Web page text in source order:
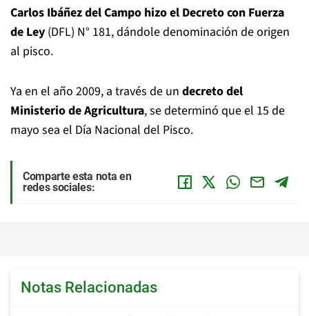
Carlos Ibáñez del Campo hizo el Decreto con Fuerza
de Ley (DFL) N° 181, dándole denominación de origen
al pisco.
Ya en el año 2009, a través de un decreto del
Ministerio de Agricultura, se determinó que el 15 de
mayo sea el Día Nacional del Pisco.
Comparte esta nota en
redes sociales:
Notas Relacionadas